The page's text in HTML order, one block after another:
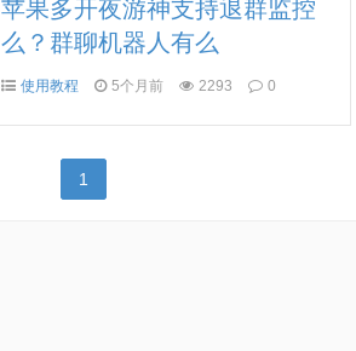
苹果多开夜游神支持退群监控
么？群聊机器人有么
使用教程 5个月前 2293 0
1